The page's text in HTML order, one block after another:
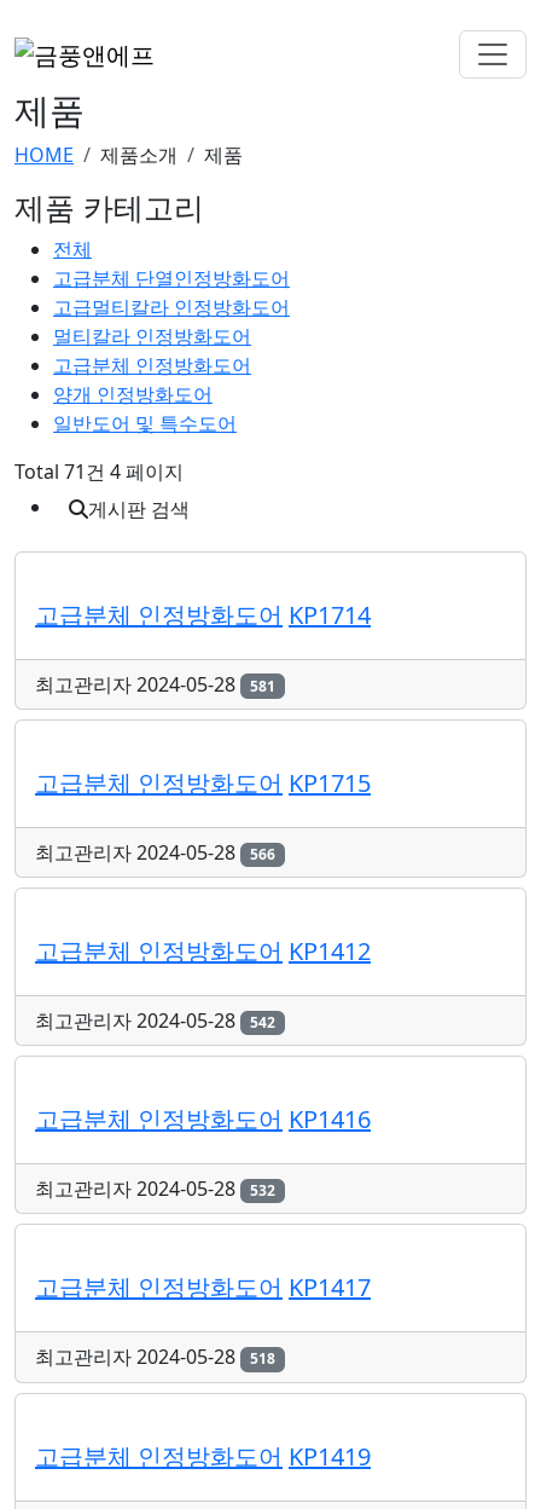
제품
HOME 제품소개 제품
제품 카테고리
전체
고급분체 단열인정방화도어
고급멀티칼라 인정방화도어
멀티칼라 인정방화도어
고급분체 인정방화도어
양개 인정방화도어
일반도어 및 특수도어
Total 71건 4 페이지
게시판 검색
고급분체 인정방화도어 KP1714
최고관리자2024-05-28 581
고급분체 인정방화도어 KP1715
최고관리자2024-05-28 566
고급분체 인정방화도어 KP1412
최고관리자2024-05-28 542
고급분체 인정방화도어 KP1416
최고관리자2024-05-28 532
고급분체 인정방화도어 KP1417
최고관리자2024-05-28 518
고급분체 인정방화도어 KP1419